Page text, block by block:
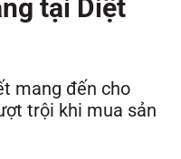
tại Diệt
mang đến cho
trội khi mua sản